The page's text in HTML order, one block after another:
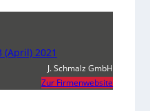
2021
J. Schmalz GmbH
Zur Firmenwebsite